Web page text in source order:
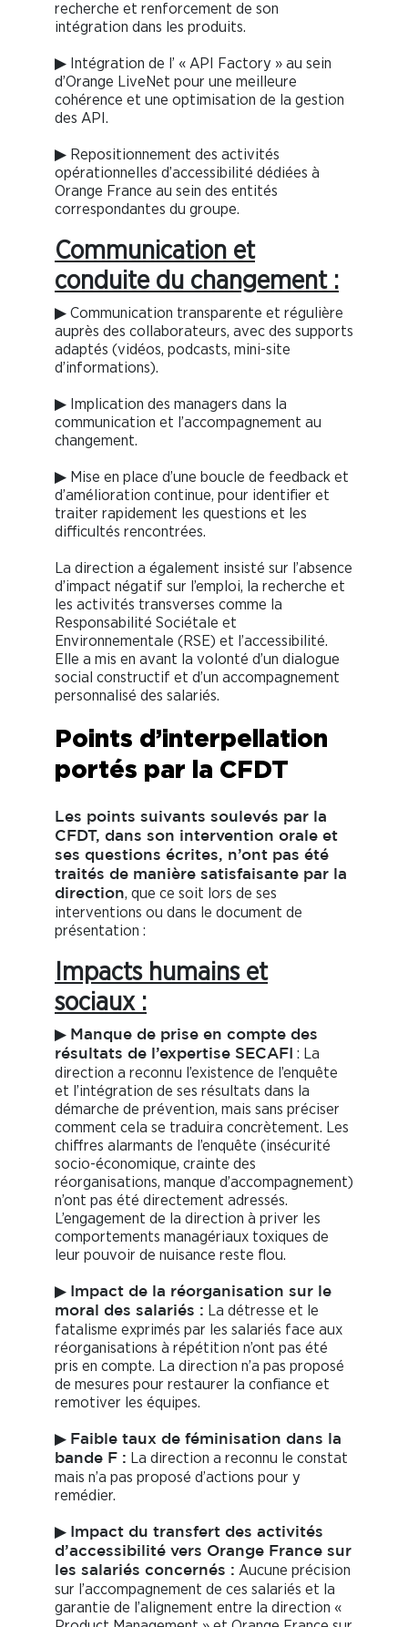
recherche et renforcement de son
intégration dans les produits.
▶ Intégration de l’ « API Factory » au sein
d’Orange LiveNet pour une meilleure
cohérence et une optimisation de la gestion
des API.
▶ Repositionnement des activités
opérationnelles d’accessibilité dédiées à
Orange France au sein des entités
correspondantes du groupe.
Communication et
conduite du changement :
▶ Communication transparente et régulière
auprès des collaborateurs, avec des supports
adaptés (vidéos, podcasts, mini-site
d’informations).
▶ Implication des managers dans la
communication et l’accompagnement au
changement.
▶ Mise en place d’une boucle de feedback et
d’amélioration continue, pour identifier et
traiter rapidement les questions et les
difficultés rencontrées.
La direction a également insisté sur l’absence
d’impact négatif sur l’emploi, la recherche et
les activités transverses comme la
Responsabilité Sociétale et
Environnementale (RSE) et l’accessibilité.
Elle a mis en avant la volonté d’un dialogue
social constructif et d’un accompagnement
personnalisé des salariés.
Points d’interpellation
portés par la CFDT
Les points suivants soulevés par la
CFDT, dans son intervention orale et
ses questions écrites, n’ont pas été
traités de manière satisfaisante par la
direction, que ce soit lors de ses
interventions ou dans le document de
présentation :
Impacts humains et
sociaux :
▶ Manque de prise en compte des
résultats de l’expertise SECAFI
: La
direction a reconnu l’existence de l’enquête
et l’intégration de ses résultats dans la
démarche de prévention, mais sans préciser
comment cela se traduira concrètement. Les
chiffres alarmants de l’enquête (insécurité
socio-économique, crainte des
réorganisations, manque d’accompagnement)
n’ont pas été directement adressés.
L’engagement de la direction à priver les
comportements managériaux toxiques de
leur pouvoir de nuisance reste flou.
▶
Impact de la réorganisation sur le
moral des salariés : La détresse et le
fatalisme exprimés par les salariés face aux
réorganisations à répétition n’ont pas été
pris en compte. La direction n’a pas proposé
de mesures pour restaurer la confiance et
remotiver les équipes.
▶ Faible taux de féminisation dans la
bande F : La direction a reconnu le constat
mais n’a pas proposé d’actions pour y
remédier.
▶
Impact du transfert des activités
d’accessibilité vers Orange France sur
les salariés concernés : Aucune précision
sur l’accompagnement de ces salariés et la
garantie de l’alignement entre la direction «